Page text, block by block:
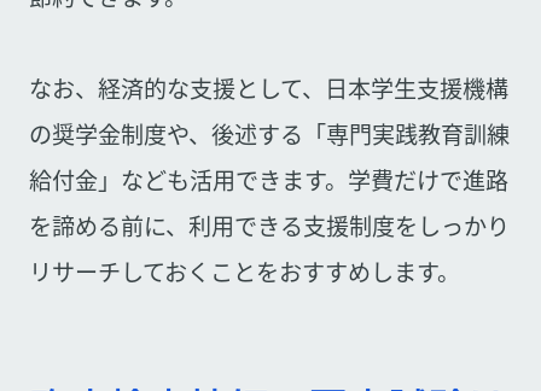
なお、経済的な支援として、日本学生支援機構
の奨学金制度や、後述する「専門実践教育訓練
給付金」なども活用できます。学費だけで進路
を諦める前に、利用できる支援制度をしっかり
リサーチしておくことをおすすめします。